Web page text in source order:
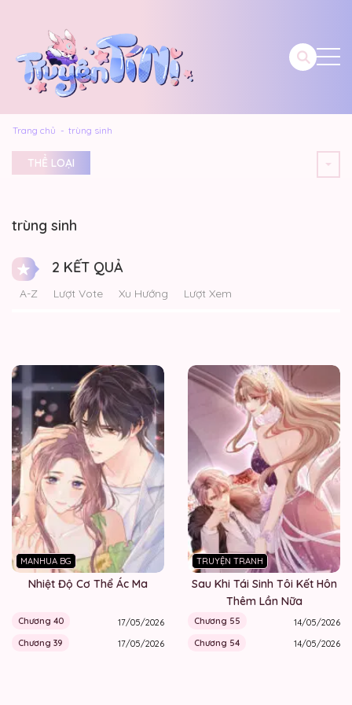
Trang chủ trùng sinh
THỂ LOẠI
trùng sinh
2 KẾT QUẢ
A-Z Lượt Vote Xu Hướng Lượt Xem
MANHUA BG
Nhiệt Độ Cơ Thể Ác Ma
Chương 40
17/05/2026
Chương 39
17/05/2026
TRUYỆN TRANH
Sau Khi Tái Sinh Tôi Kết Hôn
Thêm Lần Nữa
Chương 55
14/05/2026
Chương 54
14/05/2026